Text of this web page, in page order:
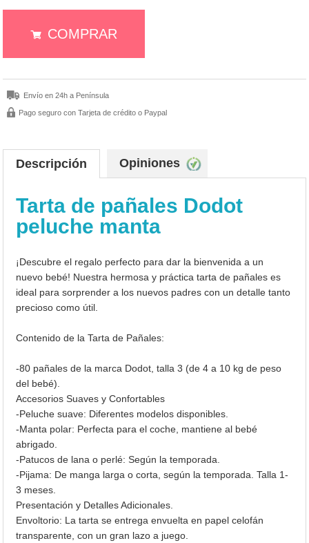
COMPRAR
Envío en 24h a Península
Pago seguro con Tarjeta de crédito o Paypal
Descripción Opiniones
Tarta de pañales Dodot
peluche manta
¡Descubre el regalo perfecto para dar la bienvenida a un
nuevo bebé! Nuestra hermosa y práctica tarta de pañales es
ideal para sorprender a los nuevos padres con un detalle tanto
precioso como útil.
Contenido de la Tarta de Pañales:
-80 pañales de la marca Dodot, talla 3 (de 4 a 10 kg de peso
del bebé).
Accesorios Suaves y Confortables
-Peluche suave: Diferentes modelos disponibles.
-Manta polar: Perfecta para el coche, mantiene al bebé
abrigado.
-Patucos de lana o perlé: Según la temporada.
-Pijama: De manga larga o corta, según la temporada. Talla 1-
3 meses.
Presentación y Detalles Adicionales.
Envoltorio: La tarta se entrega envuelta en papel celofán
transparente, con un gran lazo a juego.